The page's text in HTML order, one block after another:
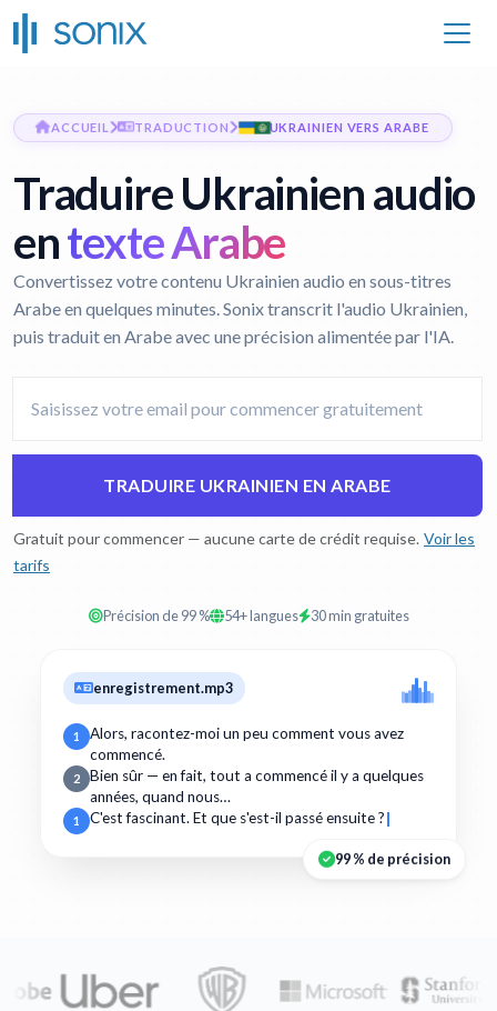
ACCUEIL TRADUCTION UKRAINIEN VERS ARABE
Traduire Ukrainien audio
entexte Arabe
Convertissez votre contenu Ukrainien audio en sous-titres
Arabe en quelques minutes. Sonix transcrit l'audio Ukrainien,
puis traduit en Arabe avec une précision alimentée par l'IA.
TRADUIRE UKRAINIEN EN ARABE
Gratuit pour commencer — aucune carte de crédit requise. Voir les
tarifs
Précision de 99 % 54+ langues 30 min gratuites
enregistrement.mp3
1
Alors, racontez-moi un peu comment vous avez
commencé.
2
Bien sûr — en fait, tout a commencé il y a quelques
années, quand nous…
1 C'est fascinant. Et que s'est-il passé ensuite ?
99 % de précision